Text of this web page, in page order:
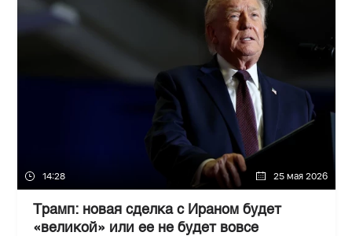
14:28 25 мая 2026
Трамп: новая сделка с Ираном будет
«великой» или ее не будет вовсе